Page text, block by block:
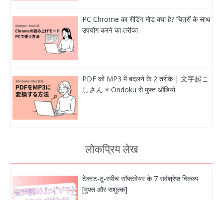
PC Chrome का रीडिंग मोड क्या है? चित्रों के साथ
उपयोग करने का तरीका
PDF को MP3 में बदलने के 2 तरीके | 文字起こ
しさん × Ondoku से मुफ्त ऑडियो
लोकप्रिय लेख
टेक्स्ट-टू-स्पीच सॉफ्टवेयर के 7 सर्वश्रेष्ठ विकल्प
[मुफ्त और सशुल्क]